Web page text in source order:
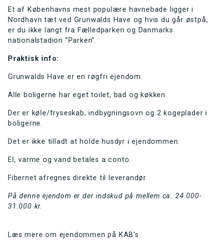
Et af Københavns mest populære havnebade ligger i
Nordhavn tæt ved Grunwalds Have og hvis du går østpå,
er du ikke langt fra Fælledparken og Danmarks
nationalstadion ”Parken”.
Praktisk info:
Grunwalds Have er en røgfri ejendom.
Alle boligerne har eget toilet, bad og køkken.
Der er køle/fryseskab, indbygningsovn og 2 kogeplader i
boligerne.
Det er ikke tilladt at holde husdyr i ejendommen.
El, varme og vand betales a conto.
Fibernet afregnes direkte til leverandør
På denne ejendom er der indskud på mellem ca. 24.000-
31.000 kr.
Læs mere om ejendommen på KAB's